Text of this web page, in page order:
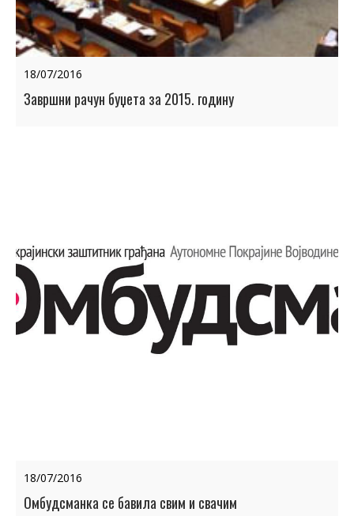
18/07/2016
Завршни рачун буџета за 2015. годину
18/07/2016
Омбудсманка се бавила свим и свачим